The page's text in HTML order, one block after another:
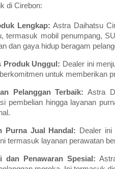
di Cirebon:
Lengkap: Astra Daihatsu
termasuk mobil penumpang,
dan gaya hidup beragam
Produk Unggul: Dealer ini
untuk memberikan
Pelanggan Terbaik: Astra
pembelian hingga layanan
Purna Jual Handal: Dealer
termasuk layanan perawatan
dan Penawaran Spesial: